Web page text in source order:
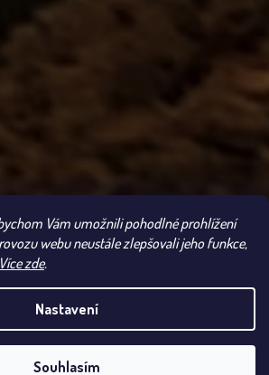
Vám umožnili pohodlné prohlížení
webu neustále zlepšovali jeho funkce,
Více zde.
Nastavení
Souhlasím
VYSOKÝCH TEPLOT SE MŮŽE
POZDRŽET. POKUD SI
na Instagramu
Troubelice